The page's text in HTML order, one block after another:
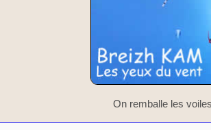
On remballe les